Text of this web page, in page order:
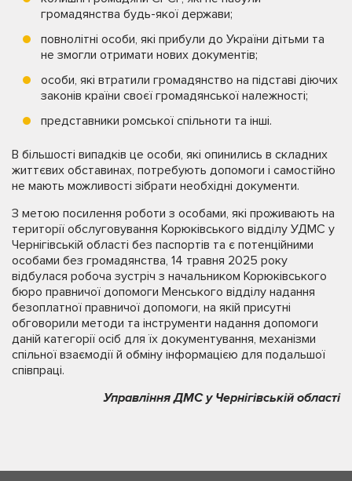
громадянства будь-якої держави;
повнолітні особи, які прибули до України дітьми та
не змогли отримати нових документів;
особи, які втратили громадянство на підставі діючих
законів країни своєї громадянської належності;
представники ромської спільноти та інші.
В більшості випадків це особи, які опинились в складних
життєвих обставинах, потребують допомоги і самостійно
не мають можливості зібрати необхідні документи.
З метою посилення роботи з особами, які проживають на
території обслуговування Корюківського відділу УДМС у
Чернігівській області без паспортів та є потенційними
особами без громадянства, 14 травня 2025 року
відбулася робоча зустріч з начальником Корюківського
бюро правничої допомоги Менського відділу надання
безоплатної правничої допомоги, на якій присутні
обговорили методи та інструменти надання допомоги
даній категорії осіб для їх документування, механізми
спільної взаємодії й обміну інформацією для подальшої
співпраці.
Управління ДМС у Чернігівській області